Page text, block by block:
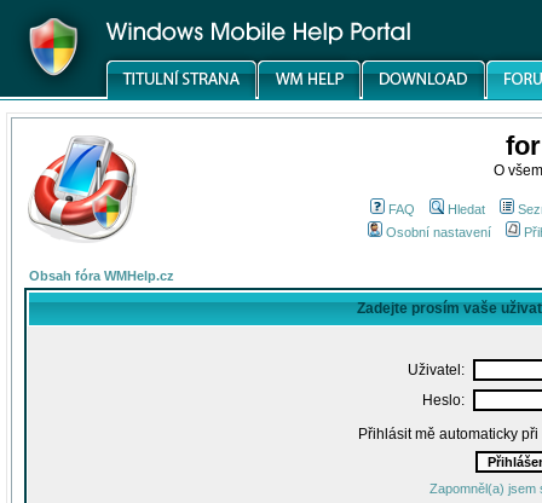
O
FAQ Hledat
Osobní nastavení
Obsah fóra WMHelp.cz
Zadejte prosím vaše
Uživatel:
Heslo:
Přihlásit mě automaticky
Zapomněl(a) jsem